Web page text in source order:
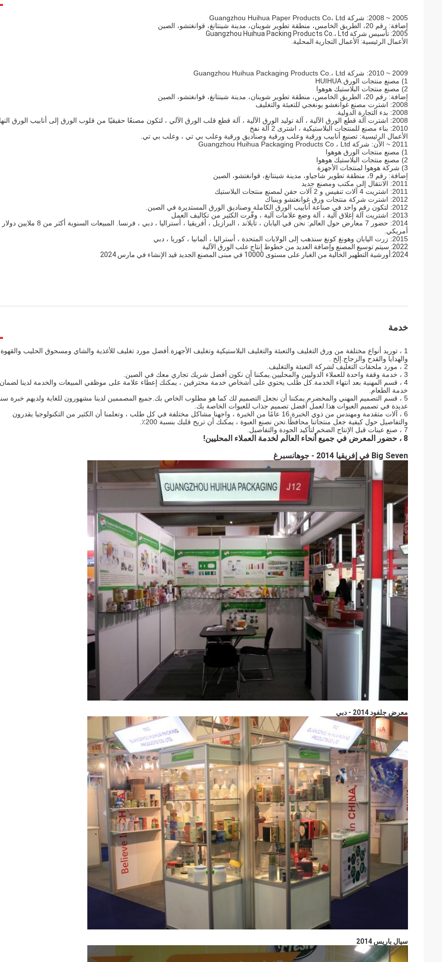
2005 ~ 2008: شركة Guangzhou Huihua Paper Products Co، Ltd
إضافة: رقم 20، الطريق الخامس، منطقة تطوير شوينان، مدينة شينتانغ، قوانغتشو، الصين
2005: تأسيس شركة Guangzhou Huihua Packing Products Co.، Ltd
الأعمال الرئيسية: الأعمال التجارية المحلية.
2009 ~ 2010: شركة Guangzhou Huihua Packaging Products Co.، Ltd
1) مصنع منتجات الورق HUIHUA
2) مصنع منتجات البلاستيك هوهوا
إضافة: رقم 20، الطريق الخامس، منطقة تطوير شوينان، مدينة شينتانغ، قوانغتشو، الصين
2008: اشترت مصنع غوانغشو يونغجي للتعبئة والتغليف
2008: بدء التجارة الدولية.
2008: اشترت آلة قطع الورق الآلية ، آلة توليد الورق الآلية ، آلة قطع قلب الورق الآلي ، لتكون مصنعًا حقيقيًا من قلوب الورق إلى أنابيب الورق النهائية
2010: بناء مصنع للمنتجات البلاستيكية ، اشترى 2 آلة نفخ
الأعمال الرئيسية: تصنيع أنابيب ورقية وعلب ورقية وصناديق ورقية وعلب بي تي ، وعلب بي تي.
2011 ~ الآن: شركة Guangzhou Huihua Packaging Products Co ، Ltd
1) مصنع منتجات الورق هوهوا
2) مصنع منتجات البلاستيك هوهوا
3) شركة هوهوا لمنتجات الأجهزة
إضافة: رقم 9، منطقة تطوير شاجياو، مدينة شينتانغ، قوانغتشو، الصين
2011: الانتقال إلى مكتب ومصنع جديد
2011: اشتريت 4 آلات تنفيس و 2 آلات حقن لمصنع منتجات البلاستيك
2012: اشترت شركة منتجات ورق غوانغتشو وينباك
2012: لتكون رقم واحد في صناعة أنابيب الورق الكاملة وصناديق الورق المستديرة في الصين.
2013: اشتريت آلة إغلاق آلية ، آلة وضع علامات آلية ، وفّرت الكثير من تكاليف العمل
2014: حضور 7 معارض حول العالم: نحن في اليابان ، تايلاند ، البرازيل ، أفريقيا ، أستراليا ، دبي ، فرنسا. المبيعات السنوية أكثر من 8 ملايين دولار
أمريكي.
2015: زرت اليابان وهونغ كونغ سنذهب إلى الولايات المتحدة ، أستراليا ، ألمانيا ، كوريا ، دبي
2022: سيتم توسيع المصنع وإضافة العديد من خطوط إنتاج علب الورق الآلية
2024:أورشية التطهير الخالية من الغبار على مستوى 10000 في مبنى المصنع الجديد قيد الإنشاء في مارس 2024
خدمة
1 ، توريد أنواع مختلفة من ورق التغليف والتعبئة والتغليف البلاستيكية وتغليف الأجهزة.أفضل مورد تغليف للأغذية والشاي ومسحوق الحليب والقهوة
والهدايا والقدح والزجاج.إلخ .
2 ، مورد ملحقات التغليف لشركة التعبئة والتغليف.
3 ، خدمة وقفة واحدة للعملاء الدوليين والمحليين.يمكننا أن نكون أفضل شريك تجاري معك في الصين.
4 ، قسم المهنية بعد انتهاء الخدمة.كل طلب يحتوي على أشخاص خدمة محترفين ، يمكنك إعطاء علامة على موظفي المبيعات والخدمة لدينا لضمان
خدمة الطعام.
5 ، قسم التصميم المهني والمخضرم.يمكننا أن نجعل التصميم لك كما هو مطلوب الخاص بك.جميع المصممين لدينا مشهورون للغاية ولديهم خبرة
عديدة في تصميم العبوات هذا.لعمل أفضل تصميم جذاب للعبوات الخاصة بك.
6 ، آلات متقدمة ومهندس من ذوي الخبرة.16 عامًا من الخبرة ، واجهنا مشاكل مختلفة في كل طلب ، وتعلمنا أن الكثير من التكنولوجيا يقدرون
والتفاصيل حول كيفية جعل منتجاتنا محافظًا.نحن نصنع العبوة ، يمكنك أن تريح قلبك بنسبة 200٪.
7 ، صنع عينات قبل الإنتاج الضخم لتأكيد الجودة والتفاصيل.
8 ، حضور المعرض في جميع أنحاء العالم لخدمة العملاء المحليين!
Big Seven في إفريقيا 2014 - جوهانسبرغ
معرض جلفود 2014 - دبي
سيال باريس 2014